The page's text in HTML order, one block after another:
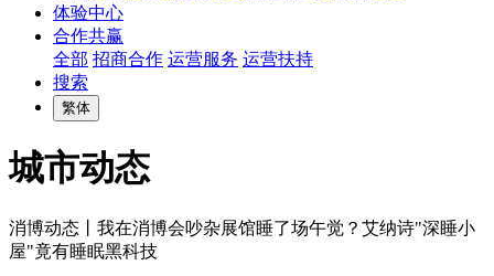
体验中心
合作共赢
全部 招商合作 运营服务 运营扶持
搜索
繁体
城市动态
消博动态丨我在消博会吵杂展馆睡了场午觉？艾纳诗"深睡小
屋"竟有睡眠黑科技